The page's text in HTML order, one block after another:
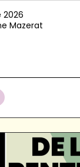
2026
Mazerat